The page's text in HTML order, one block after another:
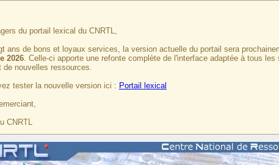
du portail lexical du CNRTL,
ans de bons et loyaux services, la version actuelle du portail sera
2026. Celle-ci apporte une refonte complète de l'interface adaptée à tous
de nouvelles ressources.
tester la nouvelle version ici : Portail lexical
CNRTL